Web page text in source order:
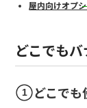
屋内向けオプ
どこでもバ
どこでも